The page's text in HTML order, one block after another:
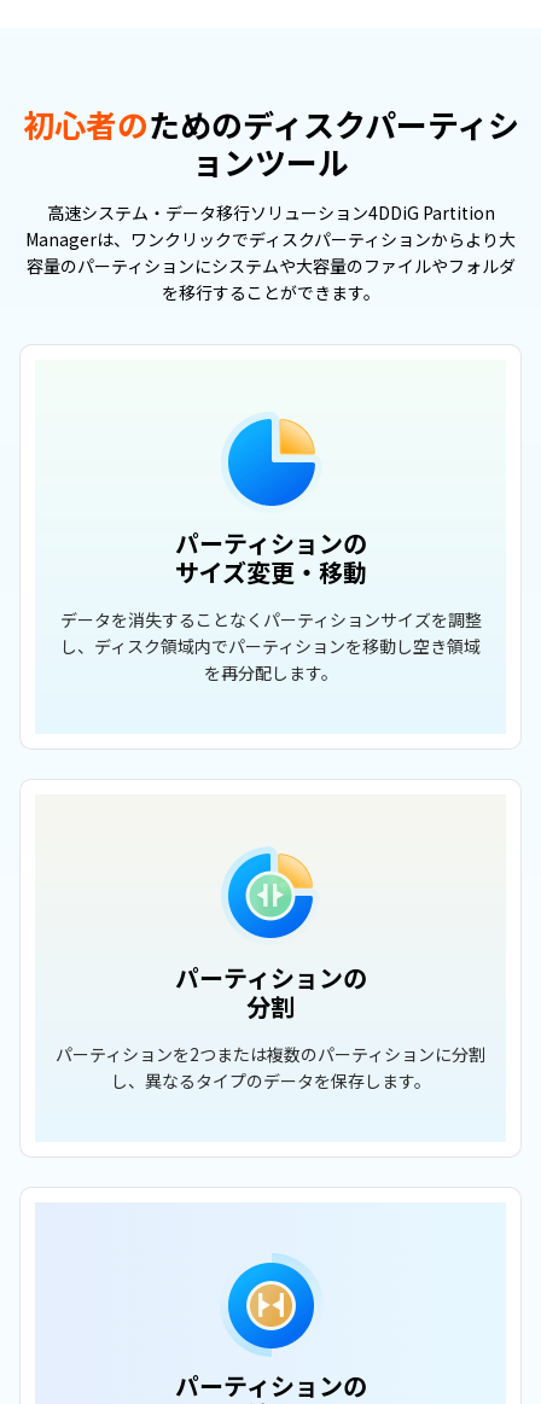
初心者のためのディスクパーティシ
ョンツール
高速システム・データ移行ソリューション4DDiG Partition
Managerは、ワンクリックでディスクパーティションからより大
容量のパーティションにシステムや大容量のファイルやフォルダ
を移行することができます。
パーティションの
サイズ変更・移動
データを消失することなくパーティションサイズを調整
し、ディスク領域内でパーティションを移動し空き領域
を再分配します。
パーティションの
分割
パーティションを2つまたは複数のパーティションに分割
し、異なるタイプのデータを保存します。
パーティションの